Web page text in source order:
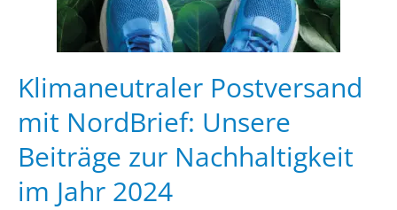
Klimaneutraler Postversand
mit NordBrief: Unsere
Beiträge zur Nachhaltigkeit
im Jahr 2024